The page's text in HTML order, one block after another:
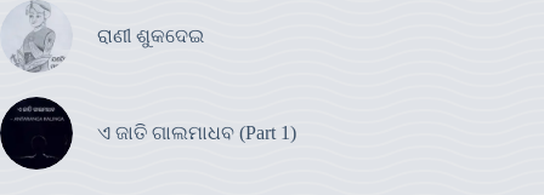
ରାଣୀ ଶୁକଦେଇ
ଏ ଜାତି ଗାଲମାଧବ (Part 1)